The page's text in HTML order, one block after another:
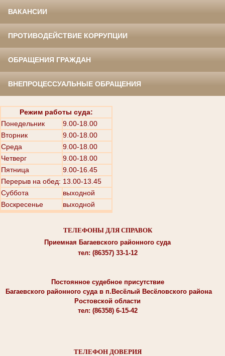
ВАКАНСИИ
ПРОТИВОДЕЙСТВИЕ КОРРУПЦИИ
ОБРАЩЕНИЯ ГРАЖДАН
ВНЕПРОЦЕССУАЛЬНЫЕ ОБРАЩЕНИЯ
Режим работы суда:
Понедельник
9.00-18.00
Вторник
9.00-18.00
Среда
9.00-18.00
Четверг
9.00-18.00
Пятница
9.00-16.45
Перерыв на обед: 13.00-13.45
Суббота
выходной
Воскресенье
выходной
ТЕЛЕФОНЫ ДЛЯ СПРАВОК
Приемная Багаевского районного суда
тел: (86357) 33-1-12
Постоянное судебное присутствие
Багаевского районного суда в п.Весёлый Весёловского района
Ростовской области
тел: (86358) 6-15-42
ТЕЛЕФОН ДОВЕРИЯ